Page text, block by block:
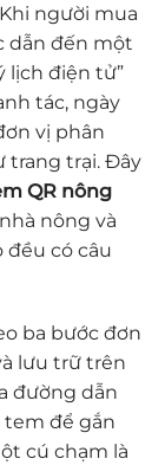
người mua
dẫn đến một
lịch điện tử”
tác, ngày
vị phân
trang trại. Đây
QR nông
nông và
đều có câu
ba bước đơn
lưu trữ trên
đường dẫn
tem để gắn
cú chạm là